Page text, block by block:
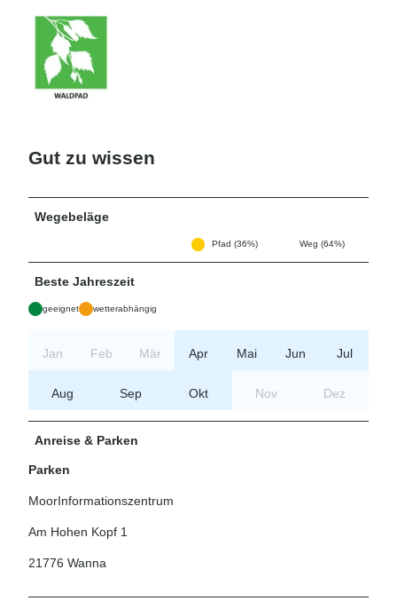
Gut zu wissen
Wegebeläge
Pfad (36%) Weg (64%)
Beste Jahreszeit
geeignet wetterabhängig
Jan Feb Mär Apr Mai Jun Jul
Aug Sep Okt Nov Dez
Anreise & Parken
Parken
MoorInformationszentrum
Am Hohen Kopf 1
21776 Wanna